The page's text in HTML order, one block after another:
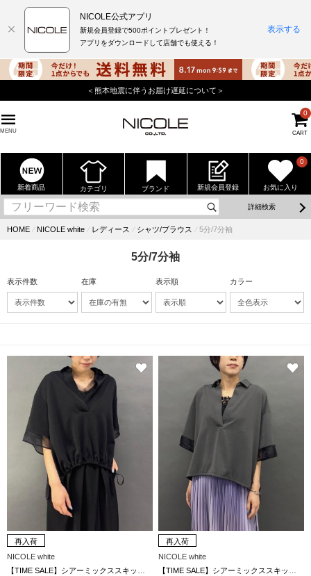
本地震に伴うお届け遅延について＞
MENU CART
0
新着商品 カテゴリ ブランド 新規会員登録 お気に入り
0
詳細検索
HOME ⁄ NICOLE white ⁄ レディース ⁄ シャツ/ブラウス ⁄ 5分/7分袖
5分/7分袖
表示件数 在庫 表示順 カラー
再入荷
NICOLE white
再入荷
NICOLE white
NICOLE公式アプリ
新規会員登録で500ポイントプレゼント！
アプリをダウンロードして店舗でも使える！
表示する